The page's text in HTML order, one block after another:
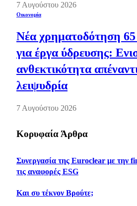
7 Αυγούστου 2026
Οικονομία
Νέα χρηματοδότηση
για έργα ύδρευσης:
ανθεκτικότητα
λειψυδρία
7 Αυγούστου 2026
Κορυφαία Άρθρα
Συνεργασία της Euroclear με την
τις αναφορές ESG
Και συ τέκνον Βρούτε;